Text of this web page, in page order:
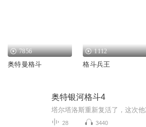
7856
奥特曼格斗
1112
格斗兵王
奥特银河格斗4
28 3440